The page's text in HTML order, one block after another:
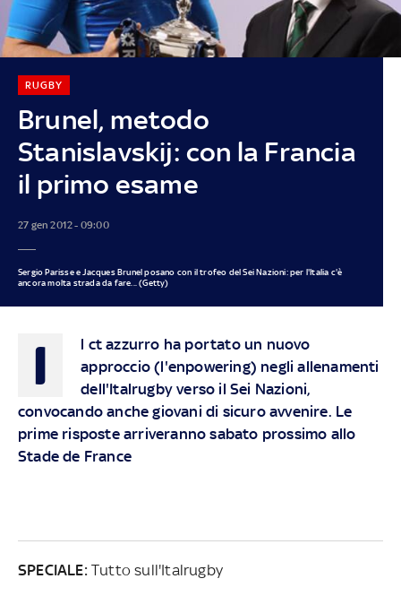
Brunel, metodo
Stanislavskij: con la Francia
il primo esame
RUGBY
27 gen 2012 - 09:00
Sergio Parisse e Jacques Brunel posano con il trofeo del Sei Nazioni: per l'Italia c'è
ancora molta strada da fare... (Getty)
I
l ct azzurro ha portato un nuovo
approccio (l'enpowering) negli allenamenti
dell'Italrugby verso il Sei Nazioni,
convocando anche giovani di sicuro avvenire. Le
prime risposte arriveranno sabato prossimo allo
Stade de France
SPECIALE:Tutto sull'Italrugby